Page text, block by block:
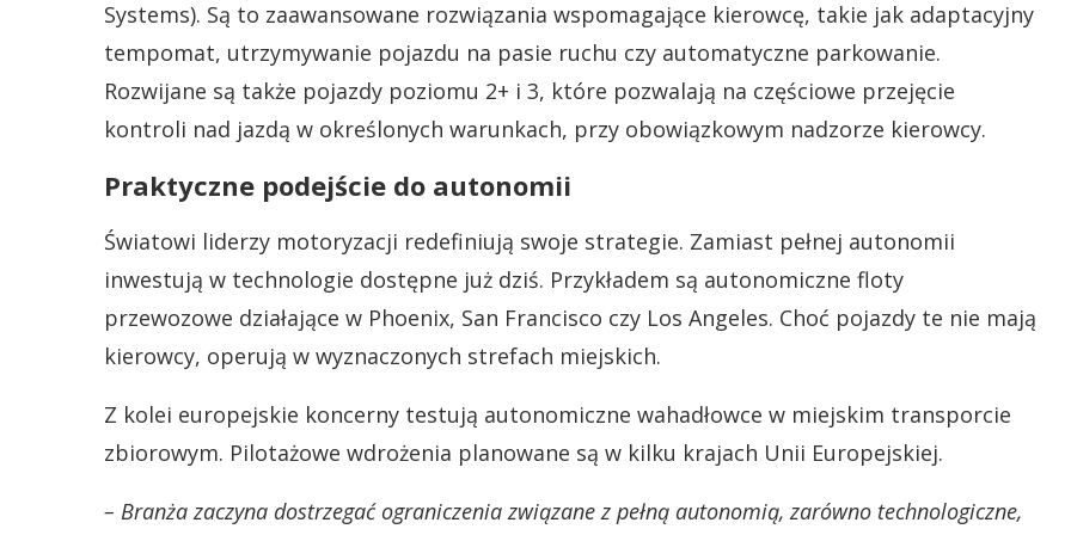
Systems). Są to zaawansowane rozwiązania wspomagające kierowcę, takie jak adaptacyjny
tempomat, utrzymywanie pojazdu na pasie ruchu czy automatyczne parkowanie.
Rozwijane są także pojazdy poziomu 2+ i 3, które pozwalają na częściowe przejęcie
kontroli nad jazdą w określonych warunkach, przy obowiązkowym nadzorze kierowcy.
Praktyczne podejście do autonomii
Światowi liderzy motoryzacji redefiniują swoje strategie. Zamiast pełnej autonomii
inwestują w technologie dostępne już dziś. Przykładem są autonomiczne floty
przewozowe działające w Phoenix, San Francisco czy Los Angeles. Choć pojazdy te nie mają
kierowcy, operują w wyznaczonych strefach miejskich.
Z kolei europejskie koncerny testują autonomiczne wahadłowce w miejskim transporcie
zbiorowym. Pilotażowe wdrożenia planowane są w kilku krajach Unii Europejskiej.
– Branża zaczyna dostrzegać ograniczenia związane z pełną autonomią, zarówno technologiczne,